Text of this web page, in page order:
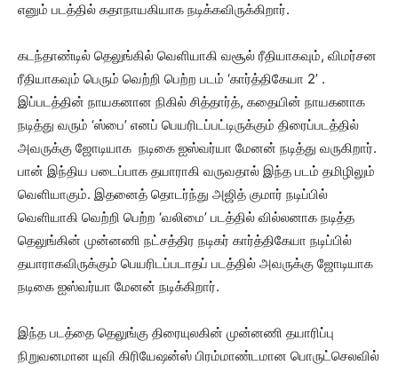
எனும் படத்தில் கதாநாயகியாக நடிக்கவிருக்கிறார்.
கடந்தாண்டில் தெலுங்கில் வெளியாகி வசூல் ரீதியாகவும், விமர்சன
ரீதியாகவும் பெரும் வெற்றி பெற்ற படம் ‘கார்த்திகேயா 2’ .
இப்படத்தின் நாயகனான நிகில் சித்தார்த், கதையின் நாயகனாக
நடித்து வரும் ‘ஸ்பை’ எனப் பெயரிடப்பட்டிருக்கும் திரைப்படத்தில்
அவருக்கு ஜோடியாக நடிகை ஐஸ்வர்யா மேனன் நடித்து வருகிறார்.
பான் இந்திய படைப்பாக தயாராகி வருவதால் இந்த படம் தமிழிலும்
வெளியாகும். இதனைத் தொடர்ந்து அஜித் குமார் நடிப்பில்
வெளியாகி வெற்றி பெற்ற ‘வலிமை’ படத்தில் வில்லனாக நடித்த
தெலுங்கின் முன்னணி நட்சத்திர நடிகர் கார்த்திகேயா நடிப்பில்
தயாராகவிருக்கும் பெயரிடப்படாதப் படத்தில் அவருக்கு ஜோடியாக
நடிகை ஐஸ்வர்யா மேனன் நடிக்கிறார்.
இந்த படத்தை தெலுங்கு திரையுலகின் முன்னணி தயாரிப்பு
நிறுவனமான யுவி கிரியேஷன்ஸ் பிரம்மாண்டமான பொருட்செலவில்